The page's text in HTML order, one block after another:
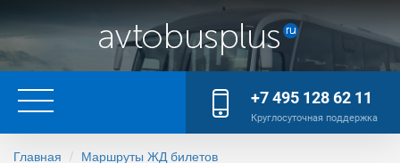
+7 495 128 62 11
Круглосуточная поддержка
Главная
Маршруты ЖД билетов